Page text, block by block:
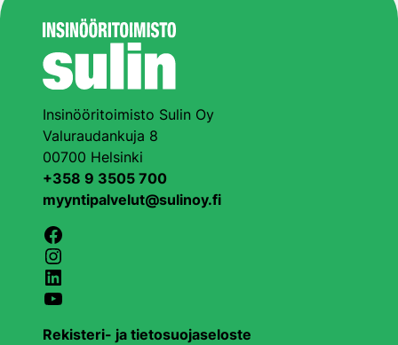
Insinööritoimisto Sulin Oy
Valuraudankuja 8
00700 Helsinki
+358 9 3505 700
myyntipalvelut@sulinoy.fi
Facebook
Instagram
LinkedIn
YouTube
Rekisteri- ja tietosuojaseloste